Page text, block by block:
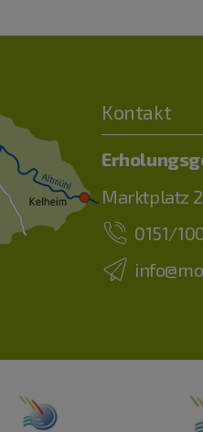
Kontakt
Marktplatz
0151/